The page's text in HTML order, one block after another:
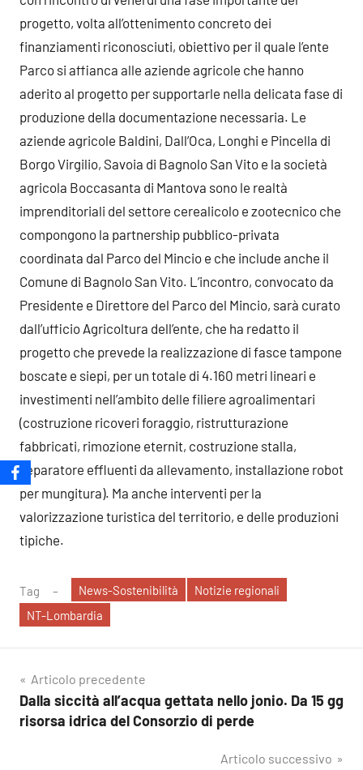
progetto, volta all’ottenimento concreto dei
finanziamenti riconosciuti, obiettivo per il quale l’ente
Parco si affianca alle aziende agricole che hanno
aderito al progetto per supportarle nella delicata fase di
produzione della documentazione necessaria. Le
aziende agricole Baldini, Dall’Oca, Longhi e Pincella di
Borgo Virgilio, Savoia di Bagnolo San Vito e la società
agricola Boccasanta di Mantova sono le realtà
imprenditoriali del settore cerealicolo e zootecnico che
compongono la partnership pubblico-privata
coordinata dal Parco del Mincio e che include anche il
Comune di Bagnolo San Vito. L’incontro, convocato da
Presidente e Direttore del Parco del Mincio, sarà curato
dall’ufficio Agricoltura dell’ente, che ha redatto il
progetto che prevede la realizzazione di fasce tampone
boscate e siepi, per un totale di 4.160 metri lineari e
investimenti nell’ambito delle filiere agroalimentari
(costruzione ricoveri foraggio, ristrutturazione
fabbricati, rimozione eternit, costruzione stalla,
separatore effluenti da allevamento, installazione robot
per mungitura). Ma anche interventi per la
valorizzazione turistica del territorio, e delle produzioni
tipiche.
Tag News-Sostenibilità
Notizie regionali
NT-Lombardia
Navigazione
articoli
Articolo precedente
Dalla siccità all’acqua gettata nello jonio. Da 15 gg
risorsa idrica del Consorzio di perde
Articolo successivo